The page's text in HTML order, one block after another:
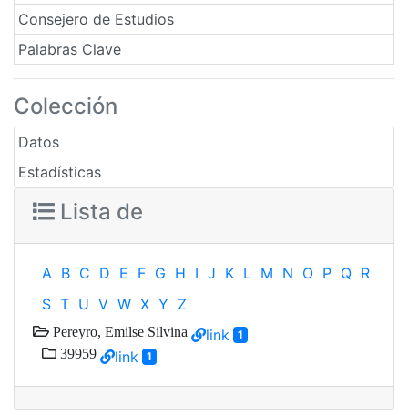
Consejero de Estudios
Palabras Clave
Colección
Datos
Estadísticas
Lista de
A B C D E F G H I J K L M N O P Q R
S T U V W X Y Z
Pereyro, Emilse Silvina link 1
39959 link 1